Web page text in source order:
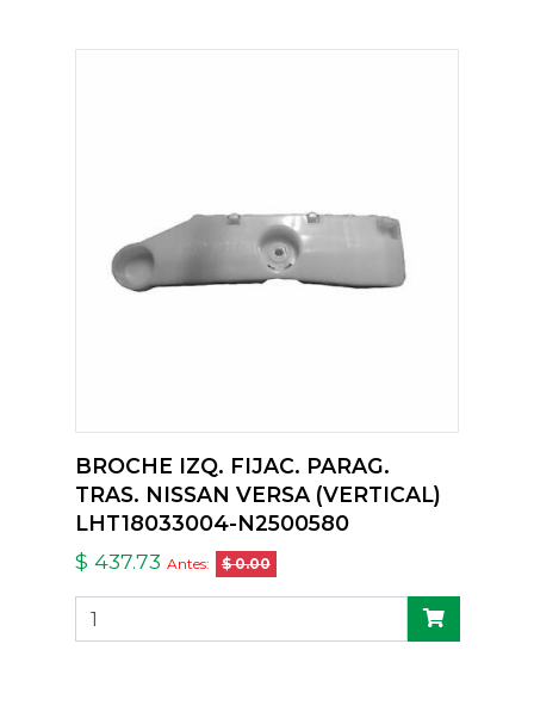
BROCHE IZQ. FIJAC. PARAG.
TRAS. NISSAN VERSA (VERTICAL)
LHT18033004-N2500580
$ 437.73 Antes: $ 0.00